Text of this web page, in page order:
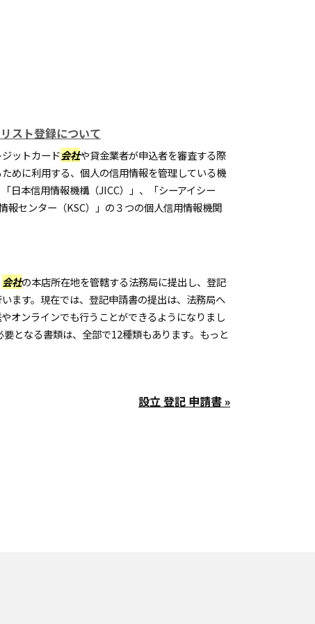
スト登録について
ットカード会社や貸金業者が申込者を審査する際
めに利用する、個人の信用情報を管理している機
日本信用情報機構（JICC）」、「シーアイシー
報センター（KSC）」の３つの個人信用情報機関
会社の本店所在地を管轄する法務局に提出し、登記
ます。現在では、登記申請書の提出は、法務局へ
オンラインでも行うことができるようになりまし
となる書類は、全部で12種類もあります。もっと
設立 登記 申請書 »